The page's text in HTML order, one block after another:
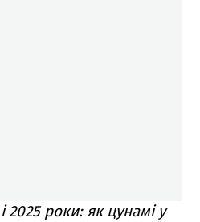
2025 роки: як цунамі у